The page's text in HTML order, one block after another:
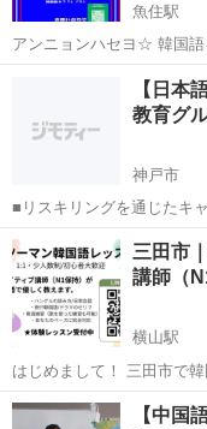
魚住駅
アンニョンハセヨ☆ 韓国
ドラマをもっと深く楽しみ
韓国旅行で現地の人と交流したい… 韓国人講師によ
ッスンで、初心者の方から
魚住駅
【日本
教育グ
神戸市
■リスキリングを通じたキ
用の最大70％還付（要件
「文化庁届出受理講座」。
受講、休学制度、動画視聴
神戸市 その他
三田市
講師（
横山駅
はじめまして！ 三田市で韓国語レッスンをしている韓国人講師です。
😊 ​「韓国語を始めてみたいけど、独学では難しい…」 「ドラマのセリ
フや歌詞を直接理解した
兵庫 三田市 横山駅
【中国